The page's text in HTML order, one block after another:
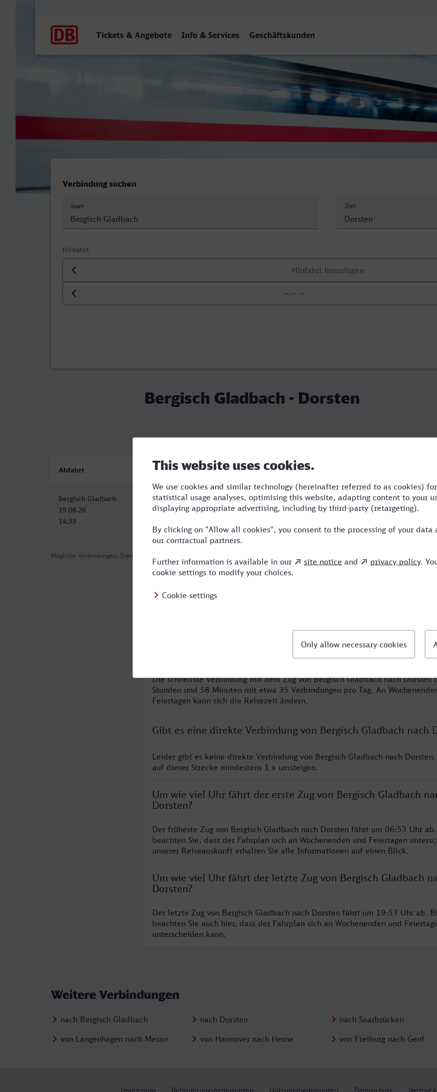
Tickets & Angebote Info & Services Geschäftskunden
Bergisch Gladbach - Dorsten
Verbindung suchen
Start Ziel
Hinfahrt
Datum der Hinfahrt
Uhrzeit der Hinfahrt
Bergisch Gladbach - Dorsten
Mögliche Verbindungen, Stand: 2026-08-05 06:19
Abfahrt Ankunft Dauer Umstiege
Bergisch Gladbach
19.08.26
14:33
Dorsten
19.08.26
1:58 2 S,RRB,NX
Was ist die schnellste Verbindung von Bergisch Gladbach nach
Die schnellste Verbindung mit dem Zug von Bergisch Gladbach nach Dorsten
Stunden und 58 Minuten mit etwa 35 Verbindungen pro Tag. An
Feiertagen kann sich die Reisezeit ändern.
Gibt es eine direkte Verbindung von Bergisch Gladbach nach
Leider gibt es keine direkte Verbindung von Bergisch Gladbach nach Dorsten.
auf dieser Strecke mindestens 1 x umsteigen.
Um wie viel Uhr fährt der erste Zug von Bergisch Gladbach
Dorsten?
Der früheste Zug von Bergisch Gladbach nach Dorsten fährt um 06:53 Uhr
beachten Sie, dass der Fahrplan sich an Wochenenden und Feiertagen
unserer Reiseauskunft erhalten Sie alle Informationen auf einen Blick.
Um wie viel Uhr fährt der letzte Zug von Bergisch Gladbach
Dorsten?
Der letzte Zug von Bergisch Gladbach nach Dorsten fährt um 19:53 Uhr ab.
beachten Sie auch hier, dass der Fahrplan sich an Wochenenden und
unterscheiden kann.
Weitere Verbindungen
nach Bergisch Gladbach nach Dorsten nach Saarbrücken
von Langenhagen nach Meran
von Hannover nach Herne von Freiburg nach Genf
Impressum Beförderungsbedingungen Nutzungsbedingungen Datenschutz Vertrag